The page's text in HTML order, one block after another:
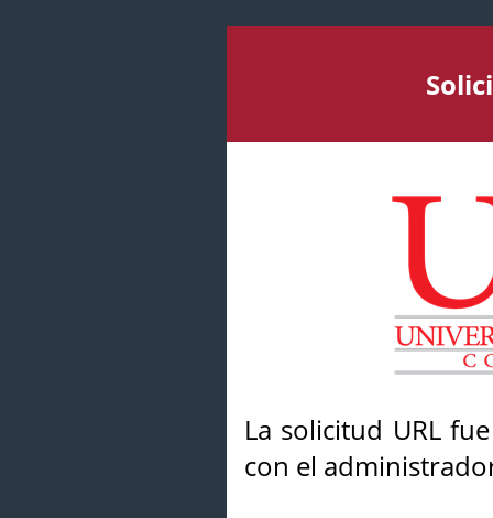
La solicitud URL
con el